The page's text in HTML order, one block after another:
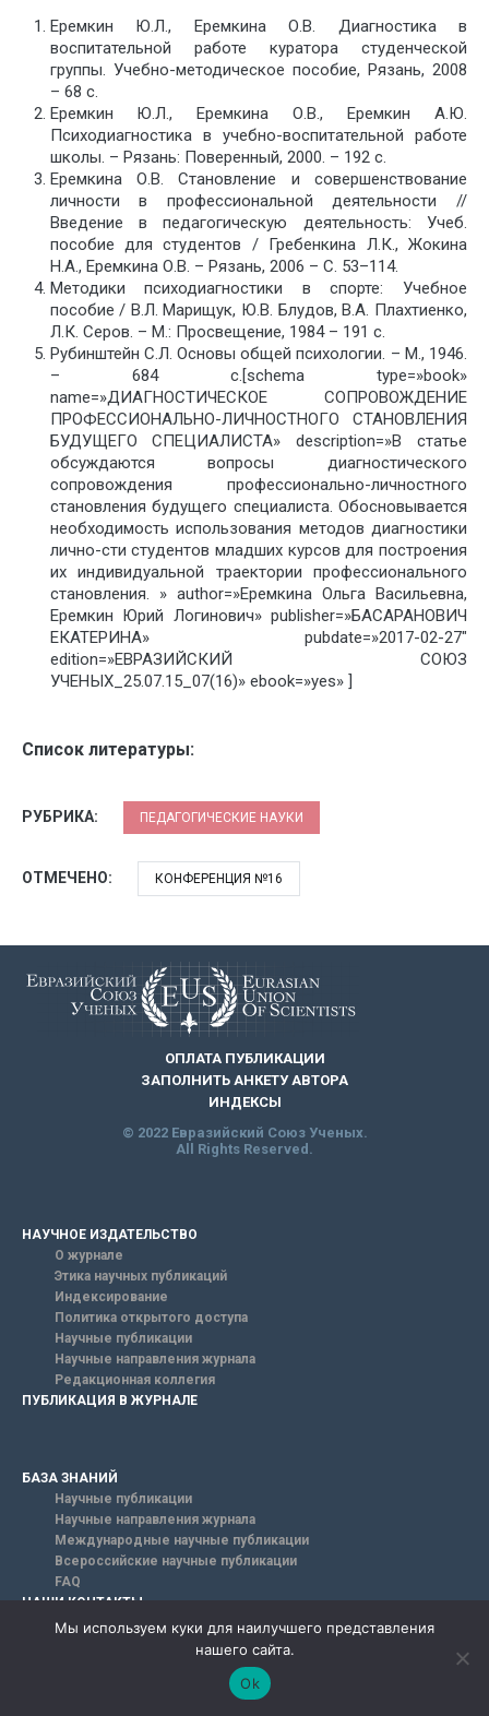
Еремкин Ю.Л., Еремкина О.В. Диагностика в
воспитательной работе куратора студенческой
группы. Учебно-методическое пособие, Рязань, 2008
– 68 с.
Еремкин Ю.Л., Еремкина О.В., Еремкин А.Ю.
Психодиагностика в учебно-воспитательной работе
школы. – Рязань: Поверенный, 2000. – 192 с.
Еремкина О.В. Становление и совершенствование
личности в профессиональной деятельности //
Введение в педагогическую деятельность: Учеб.
пособие для студентов / Гребенкина Л.К., Жокина
Н.А., Еремкина О.В. – Рязань, 2006 – С. 53–114.
Методики психодиагностики в спорте: Учебное
пособие / В.Л. Марищук, Ю.В. Блудов, В.А. Плахтиенко,
Л.К. Серов. – М.: Просвещение, 1984 – 191 с.
Рубинштейн С.Л. Основы общей психологии. – М., 1946.
– 684 с.[schema type=»book»
name=»ДИАГНОСТИЧЕСКОЕ СОПРОВОЖДЕНИЕ
ПРОФЕССИОНАЛЬНО-ЛИЧНОСТНОГО СТАНОВЛЕНИЯ
БУДУЩЕГО СПЕЦИАЛИСТА» description=»В статье
обсуждаются вопросы диагностического
сопровождения профессионально-личностного
становления будущего специалиста. Обосновывается
необходимость использования методов диагностики
лично-сти студентов младших курсов для построения
их индивидуальной траектории профессионального
становления. » author=»Еремкина Ольга Васильевна,
Еремкин Юрий Логинович» publisher=»БАСАРАНОВИЧ
ЕКАТЕРИНА» pubdate=»2017-02-27″
edition=»ЕВРАЗИЙСКИЙ СОЮЗ
УЧЕНЫХ_25.07.15_07(16)» ebook=»yes» ]
Список литературы:
РУБРИКА: ПЕДАГОГИЧЕСКИЕ НАУКИ
ОТМЕЧЕНО: КОНФЕРЕНЦИЯ №16
ОПЛАТА ПУБЛИКАЦИИ
ЗАПОЛНИТЬ АНКЕТУ АВТОРА
ИНДЕКСЫ
© 2022 Евразийский Союз Ученых.
All Rights Reserved.
НАУЧНОЕ ИЗДАТЕЛЬСТВО
О журнале
Этика научных публикаций
Индексирование
Политика открытого доступа
Научные публикации
Научные направления журнала
Редакционная коллегия
ПУБЛИКАЦИЯ В ЖУРНАЛЕ
БАЗА ЗНАНИЙ
Научные публикации
Научные направления журнала
Международные научные публикации
Всероссийские научные публикации
FAQ
НАШИ КОНТАКТЫ
198320, Санкт-Петербург,
г. Красное Село, ул. Геологическая, дом 44, ЛИТ А.
Мы используем куки для наилучшего представления
нашего сайта.
Ok